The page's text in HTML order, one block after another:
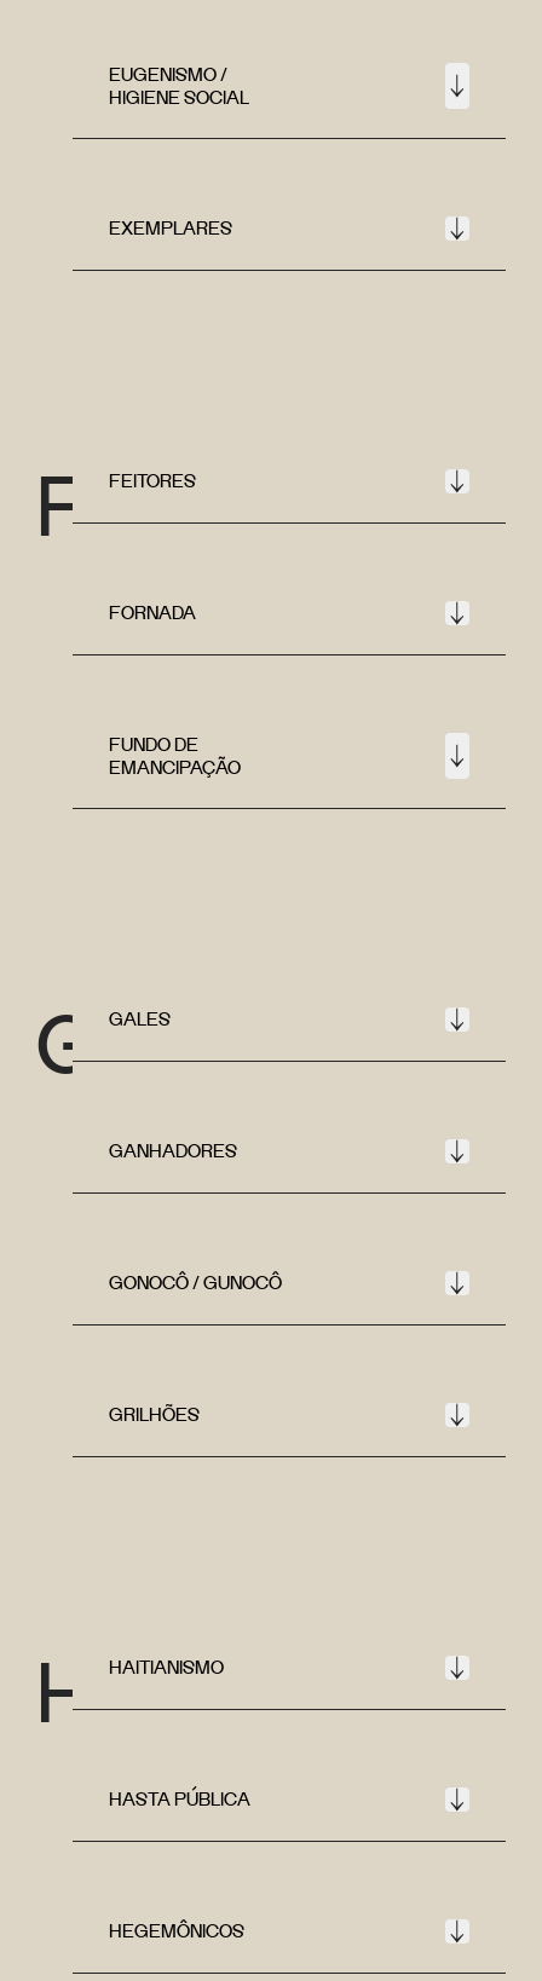
EUGENISMO /
HIGIENE SOCIAL
EXEMPLARES
F FEITORES
FORNADA
FUNDO DE
EMANCIPAÇÃO
G GALES
GANHADORES
GONOCÔ / GUNOCÔ
GRILHÕES
H HAITIANISMO
HASTA PÚBLICA
HEGEMÔNICOS